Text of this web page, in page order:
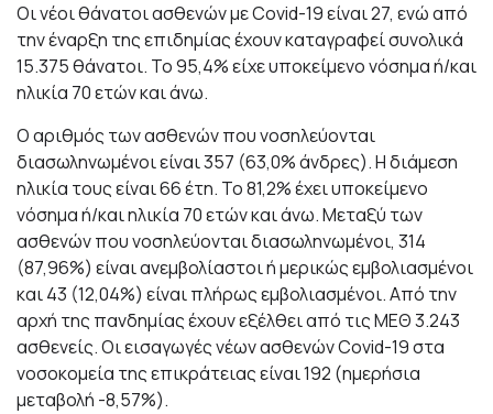
Οι νέοι θάνατοι ασθενών με Covid-19 είναι 27, ενώ από
την έναρξη της επιδημίας έχουν καταγραφεί συνολικά
15.375 θάνατοι. Το 95,4% είχε υποκείμενο νόσημα ή/και
ηλικία 70 ετών και άνω.
Ο αριθμός των ασθενών που νοσηλεύονται
διασωληνωμένοι είναι 357 (63,0% άνδρες). Η διάμεση
ηλικία τους είναι 66 έτη. To 81,2% έχει υποκείμενο
νόσημα ή/και ηλικία 70 ετών και άνω. Μεταξύ των
ασθενών που νοσηλεύονται διασωληνωμένοι, 314
(87,96%) είναι ανεμβολίαστοι ή μερικώς εμβολιασμένοι
και 43 (12,04%) είναι πλήρως εμβολιασμένοι. Από την
αρχή της πανδημίας έχουν εξέλθει από τις ΜΕΘ 3.243
ασθενείς. Οι εισαγωγές νέων ασθενών Covid-19 στα
νοσοκομεία της επικράτειας είναι 192 (ημερήσια
μεταβολή -8,57%).